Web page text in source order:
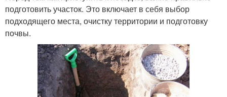
подготовить участок. Это включает в себя выбор
подходящего места, очистку территории и подготовку
почвы.